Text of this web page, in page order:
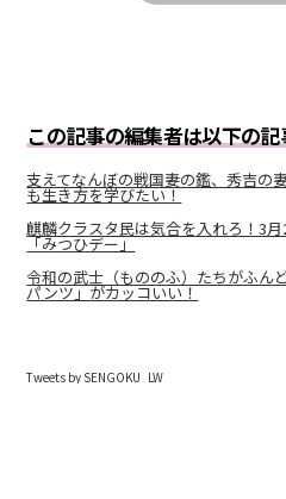
この記事の編集者は以下の
支えてなんぼの戦国妻の鑑、秀吉の
も生き方を学びたい！
麒麟クラスタ民は気合を入れろ！3
「みつひデー」
令和の武士（もののふ）たちがふん
パンツ」がカッコいい！
Tweets by SENGOKU_LW